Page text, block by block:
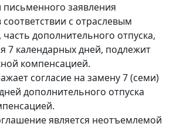
заявления
с отраслевым
дополнительного отпуска,
календарных дней, подлежит
компенсацией.
согласие на замену 7 (семи)
дополнительного отпуска
является неотъемлемой